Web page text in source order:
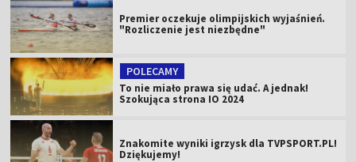
Premier oczekuje olimpijskich wyjaśnień.
"Rozliczenie jest niezbędne"
POLECAMY
To nie miało prawa się udać. A jednak!
Szokująca strona IO 2024
Znakomite wyniki igrzysk dla TVPSPORT.PL!
Dziękujemy!